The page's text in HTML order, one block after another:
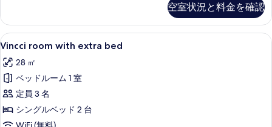
す
べ
て
の
写
真
を
ス
ル
ー
の
詳
空室状況と料金を確認
Vincci
room
with
extra
bed
の
高級寝具、羽毛の掛け布団、ミニバ
5
Vincci room with extra bed
28 ㎡
ベッドルーム 1 室
定員 3 名
シングルベッド 2 台